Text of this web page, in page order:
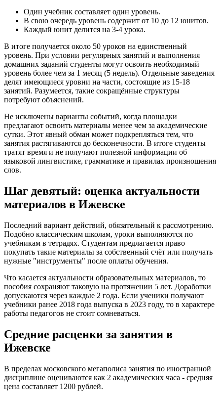
Один учебник составляет один уровень.
В свою очередь уровень содержит от 10 до 12 юнитов.
Каждый юнит делится на 3-4 урока.
В итоге получается около 50 уроков на единственный
уровень. При условии регулярных занятий и выполнения
домашних заданий студенты могут освоить необходимый
уровень более чем за 1 месяц (5 недель). Отдельные заведения
делят имеющиеся уровни на части, состоящие из 15-18
занятий. Разумеется, такие сокращённые структуры
потребуют объяснений.
Не исключены варианты событий, когда площадки
предлагают освоить материалы менее чем за академические
сутки. Этот явный обман может подкрепляться тем, что
занятия растягиваются до бесконечности. В итоге студенты
тратят время и не получают полезной информации об
языковой лингвистике, грамматике и правилах произношения
слов.
Шаг девятый: оценка актуальности
материалов в Ижевске
Последний вариант действий, обязательный к рассмотрению.
Подобно классическим школам, уроки выполняются по
учебникам в тетрадях. Студентам предлагается право
покупать такие материалы за собственный счёт или получать
нужные "инструменты" после оплаты обучения.
Что касается актуальности образовательных материалов, то
пособия сохраняют таковую на протяжении 5 лет. Доработки
допускаются через каждые 2 года. Если ученики получают
учебники ранее 2018 года выпуска в 2023 году, то в характере
работы педагогов не стоит сомневаться.
Средние расценки за занятия в
Ижевске
В пределах московского мегаполиса занятия по иностранной
дисциплине оцениваются как 2 академических часа - средняя
цена составляет 1200 рублей.